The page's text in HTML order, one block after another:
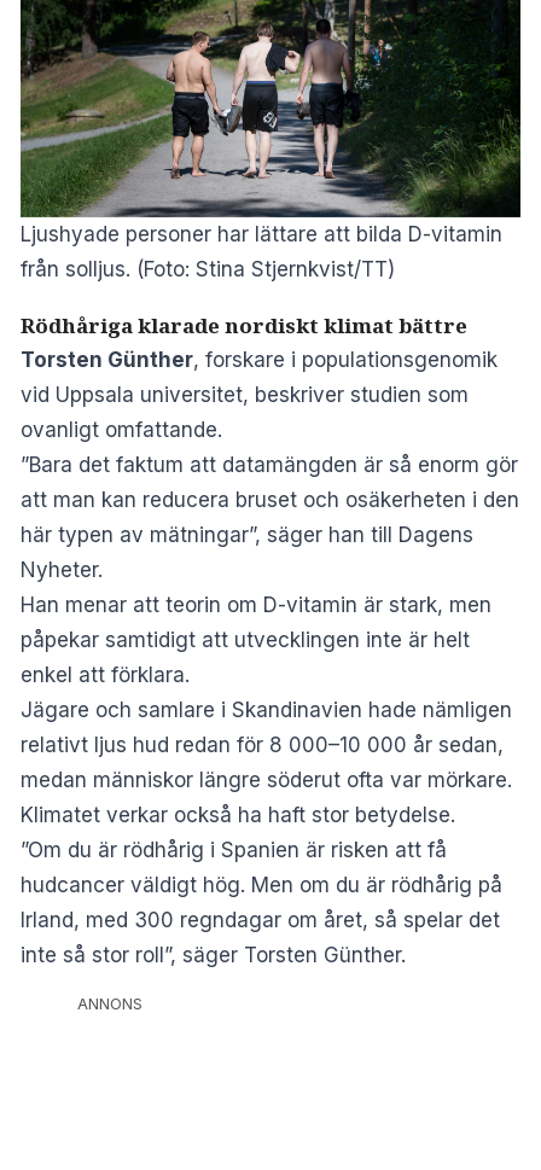
Ljushyade personer har lättare att bilda D-vitamin
från solljus. (Foto: Stina Stjernkvist/TT)
Rödhåriga klarade nordiskt klimat bättre
Torsten Günther, forskare i populationsgenomik
vid Uppsala universitet, beskriver studien som
ovanligt omfattande.
”Bara det faktum att datamängden är så enorm gör
att man kan reducera bruset och osäkerheten i den
här typen av mätningar”, säger han till Dagens
Nyheter.
Han menar att teorin om D-vitamin är stark, men
påpekar samtidigt att utvecklingen inte är helt
enkel att förklara.
Jägare och samlare i Skandinavien hade nämligen
relativt ljus hud redan för 8 000–10 000 år sedan,
medan människor längre söderut ofta var mörkare.
Klimatet verkar också ha haft stor betydelse.
”Om du är rödhårig i Spanien är risken att få
hudcancer väldigt hög. Men om du är rödhårig på
Irland, med 300 regndagar om året, så spelar det
inte så stor roll”, säger Torsten Günther.
ANNONS